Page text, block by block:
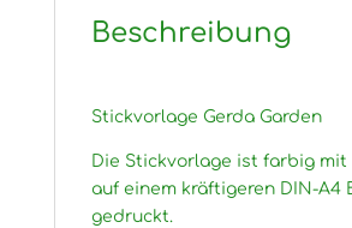
Beschreibung
Stickvorlage Gerda Garden
Die Stickvorlage ist farbig mit
auf einem kräftigeren DIN-A4
gedruckt.